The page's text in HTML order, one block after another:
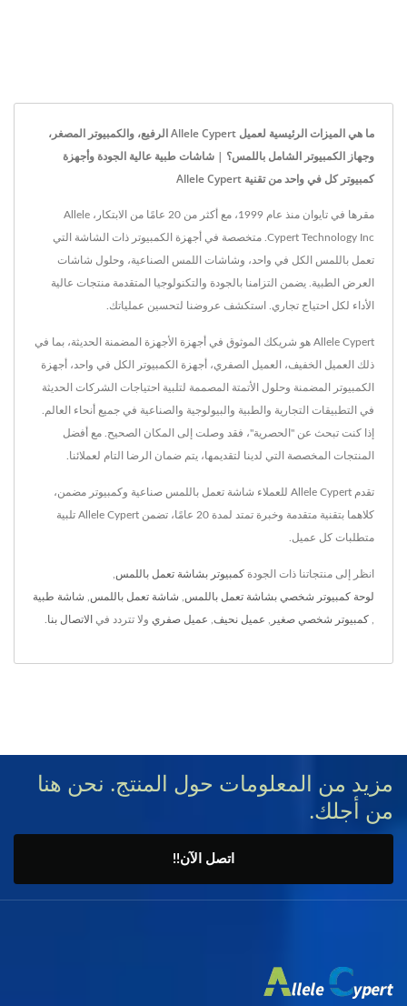
ما هي الميزات الرئيسية لعميل Allele Cypert الرفيع، والكمبيوتر المصغر،
وجهاز الكمبيوتر الشامل باللمس؟ | شاشات طبية عالية الجودة وأجهزة
كمبيوتر كل في واحد من تقنية Allele Cypert
مقرها في تايوان منذ عام 1999، مع أكثر من 20 عامًا من الابتكار، Allele
Cypert Technology Inc. متخصصة في أجهزة الكمبيوتر ذات الشاشة التي
تعمل باللمس الكل في واحد، وشاشات اللمس الصناعية، وحلول شاشات
العرض الطبية. يضمن التزامنا بالجودة والتكنولوجيا المتقدمة منتجات عالية
الأداء لكل احتياج تجاري. استكشف عروضنا لتحسين عملياتك.
Allele Cypert هو شريكك الموثوق في أجهزة الأجهزة المضمنة الحديثة، بما في
ذلك العميل الخفيف، العميل الصفري، أجهزة الكمبيوتر الكل في واحد، أجهزة
الكمبيوتر المضمنة وحلول الأتمتة المصممة لتلبية احتياجات الشركات الحديثة
في التطبيقات التجارية والطبية والبيولوجية والصناعية في جميع أنحاء العالم.
إذا كنت تبحث عن "الحصرية"، فقد وصلت إلى المكان الصحيح. مع أفضل
المنتجات المخصصة التي لدينا لتقديمها، يتم ضمان الرضا التام لعملائنا.
تقدم Allele Cypert للعملاء شاشة تعمل باللمس صناعية وكمبيوتر مضمن،
كلاهما بتقنية متقدمة وخبرة تمتد لمدة 20 عامًا، تضمن Allele Cypert تلبية
متطلبات كل عميل.
انظر إلى منتجاتنا ذات الجودة كمبيوتر بشاشة تعمل باللمس
لوحة كمبيوتر شخصي بشاشة تعمل باللمس شاشة تعمل باللمس شاشة طبية
كمبيوتر شخصي صغير عميل نحيف عميل صفري ولا تتردد في الاتصال بنا
مزيد من المعلومات حول المنتج. نحن هنا
من أجلك.
اتصل الآن!!